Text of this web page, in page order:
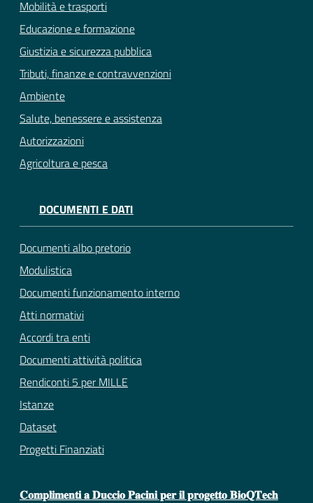
Mobilità e trasporti
Educazione e formazione
Giustizia e sicurezza pubblica
Tributi, finanze e contravvenzioni
Ambiente
Salute, benessere e assistenza
Autorizzazioni
Agricoltura e pesca
DOCUMENTI E DATI
Documenti albo pretorio
Modulistica
Documenti funzionamento interno
Atti normativi
Accordi tra enti
Documenti attività politica
Rendiconti 5 per MILLE
Istanze
Dataset
Progetti Finanziati
𝐂𝐨𝐦𝐩𝐥𝐢𝐦𝐞𝐧𝐭𝐢 𝐚 𝐃𝐮𝐜𝐜𝐢𝐨 𝐏𝐚𝐜𝐢𝐧𝐢 𝐩𝐞𝐫 𝐢𝐥 𝐩𝐫𝐨𝐠𝐞𝐭𝐭𝐨 𝐁𝐢𝐨𝐐𝐓𝐞𝐜𝐡